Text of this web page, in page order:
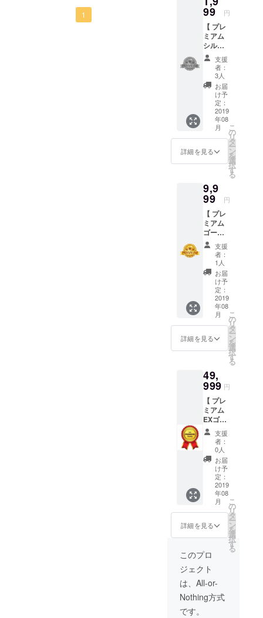
にAIを編集できるのがこの
くい文章だったのかなあと
反省しています。キャンプ
になってみませんか？
1 99 円
【 プレ
ミアム
シル
バー特
典 】
AIの
データ
ベース
SNSを
利用
（任
意）す
る際
に、ア
カウン
トに人
きやす
いプレ
ミアム
デザイ
ン（シ
ルバー
など）
が設定
可能に
なると
いった
一般
ユー
ザーに
無い機
能が付
加され
支援
者：
3人
お届
け予
定：
2019
年08
月
詳細を見る
こ
の
リ
タ
ー
ン
を
選
択
す
る
9,9
99 円
【 プレ
ミアム
ゴール
ド特
典】
最終版
やサイ
トへ、
名前ま
たはハ
ンドル
名、
SNSア
カウン
トやサ
イトへ
クなど
をクレ
ジット
（※クレ
ジット
が必要
な方
は、支
援時の
備考欄
にご希
望のお
名前や
リンク
などを
ご記入
くださ
す。
また、
アカウ
ントに
人目を
引きや
支援
者：
1人
お届
け予
定：
2019
年08
月
詳細を見る
こ
の
リ
タ
ー
ン
を
選
択
す
る
49,
999 円
【 プレ
ミアム
EXゴー
ルド特
典 】
今後有
料機能
などが
登場す
ること
があっ
たとし
ても、
インサ
イダー
プレミ
アム版
として
先行し
て提供
される
ように
支援
者：
0人
お届
け予
定：
2019
年08
月
詳細を見る
こ
の
リ
タ
ー
ン
を
選
択
す
る
このプロ
ジェクト
は、All-or-
Nothing方式
です。